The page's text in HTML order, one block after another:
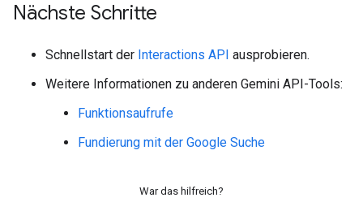
Nächste Schritte
Schnellstart der Interactions API ausprobieren.
Weitere Informationen zu anderen Gemini API-Tools:
Funktionsaufrufe
Fundierung mit der Google Suche
War das hilfreich?